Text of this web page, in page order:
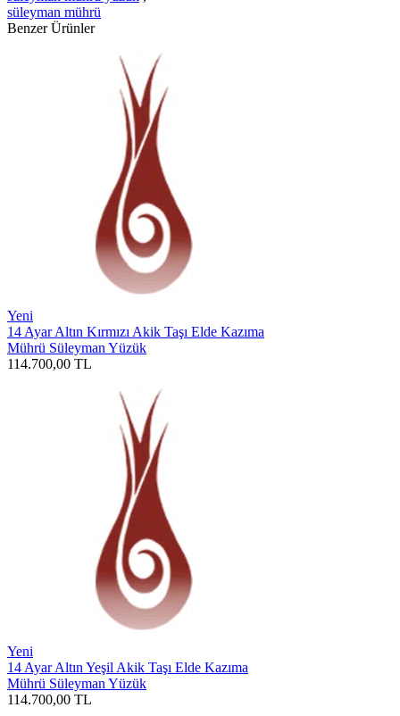
süleyman mührü
Benzer Ürünler
Yeni
14 Ayar Altın Kırmızı Akik Taşı Elde Kazıma
Mührü Süleyman Yüzük
114.700,00 TL
Yeni
14 Ayar Altın Yeşil Akik Taşı Elde Kazıma
Mührü Süleyman Yüzük
114.700,00 TL